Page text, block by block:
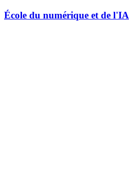
École du numérique et de l'IA